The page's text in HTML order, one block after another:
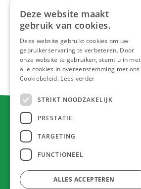
E. MEEUWISSEN BV
Gaston Eyskenslaan 2
3900 Pelt, België
Deze website maakt
gebruik van cookies.
Deze website gebruikt cookies om uw
gebruikerservaring te verbeteren. Door
onze website te gebruiken, stemt u in met
alle cookies in overeenstemming met ons
Cookiebeleid. Lees verder
STRIKT NOODZAKELIJK
PRESTATIE
TARGETING
FUNCTIONEEL
ALLES ACCEPTEREN